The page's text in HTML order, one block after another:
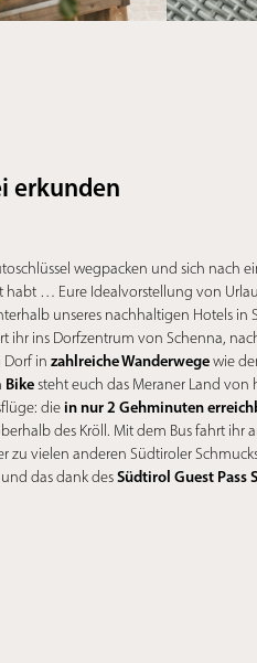
erkunden
wegpacken und sich nach
habt … Eure Idealvorstellung von
unseres nachhaltigen Hotels in
ihr ins Dorfzentrum von Schenna,
Dorf in zahlreiche Wanderwegewie
Bikesteht euch das Meraner Land
die in nur 2 Gehminuten
des Kröll. Mit dem Bus fahrt ihr
zu vielen anderen Südtiroler
das dank desSüdtirol Guest Pass